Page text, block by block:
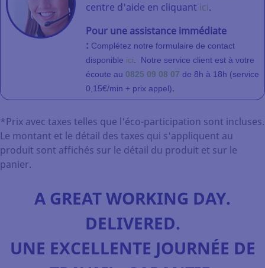
centre d'aide en cliquant ici.
Pour une assistance immédiate
: Complétez notre formulaire de contact
disponible ici Notre service client est à votre
écoute au 0825 09 08 07 de 8h à 18h (service
0,15€/min + prix appel).
*Prix avec taxes telles que l'éco-participation sont incluses.
Le montant et le détail des taxes qui s'appliquent au
produit sont affichés sur le détail du produit et sur le
panier.
A GREAT WORKING DAY.
DELIVERED.
UNE EXCELLENTE JOURNÉE DE